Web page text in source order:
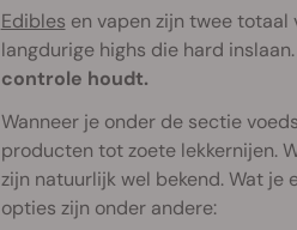
Edibles en vapen zijn twee totaal
langdurige highs die hard inslaan.
controle houdt.
Wanneer je onder de sectie
producten tot zoete lekkernijen.
zijn natuurlijk wel bekend. Wat je
opties zijn onder andere: